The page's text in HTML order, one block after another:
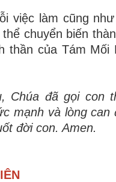
việc làm cũng
chuyển biến
thần của Tám
Chúa đã gọi con
mạnh và lòng
đời con. Amen.